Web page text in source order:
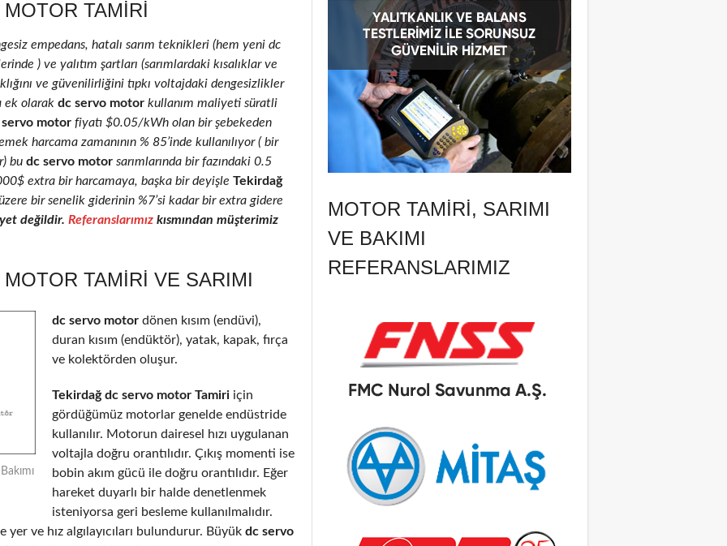
TAMIRI
empedans, hatalı sarım teknikleri (hem yeni dc
) ve yalıtım şartları (sarımlardaki kısalıklar ve
ve güvenilirliğini tıpkı voltajdaki dengesizlikler
ek olarak dc servo motor kullanım maliyeti süratli
motor fiyatı $0.05/kWh olan bir şebekeden
harcama zamanının % 85’inde kullanılıyor ( bir
bu dc servo motor sarımlarında bir fazındaki 0.5
extra bir harcamaya, başka bir deyişle Tekirdağ
bir senelik giderinin %7’si kadar bir extra gidere
değildir. Referanslarımız kısmından müşterimiz
TAMIRI VE SARIMI
dc servo motor dönen kısım (endüvi),
duran kısım (endüktör), yatak, kapak, fırça
ve kolektörden oluşur.
Tekirdağ dc servo motor Tamiri için
gördüğümüz motorlar genelde endüstride
kullanılır. Motorun dairesel hızı uygulanan
voltajla doğru orantılıdır. Çıkış momenti ise
bobin akım gücü ile doğru orantılıdır. Eğer
hareket duyarlı bir halde denetlenmek
isteniyorsa geri besleme kullanılmalıdır.
ve hız algılayıcıları bulundurur. Büyük dc servo
MOTOR TAMIRI, SARIMI
VE BAKIMI
REFERANSLARIMIZ